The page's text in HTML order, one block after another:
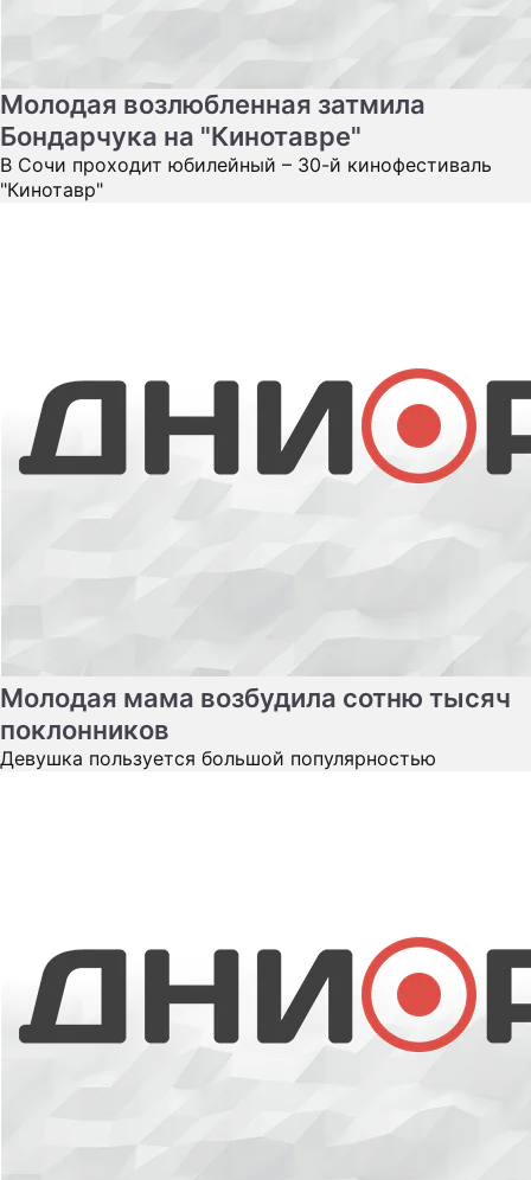
Молодая возлюбленная затмила
Бондарчука на "Кинотавре"
В Сочи проходит юбилейный – 30-й кинофестиваль
"Кинотавр"
Молодая мама возбудила сотню тысяч
Девушка пользуется большой популярностью
Сексуальная топ-модель сразила
публику наповал